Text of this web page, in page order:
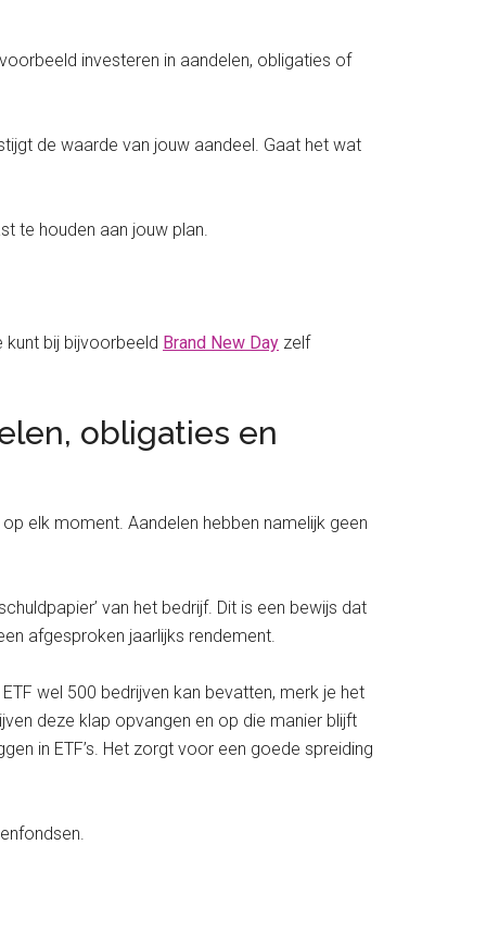
investeren in aandelen, obligaties of
de waarde van jouw aandeel. Gaat het wat
te houden aan jouw plan.
bij bijvoorbeeld Brand New Day zelf
obligaties en
elk moment. Aandelen hebben namelijk geen
van het bedrijf. Dit is een bewijs dat
afgesproken jaarlijks rendement.
wel 500 bedrijven kan bevatten, merk je het
deze klap opvangen en op die manier blijft
in ETF’s. Het zorgt voor een goede spreiding